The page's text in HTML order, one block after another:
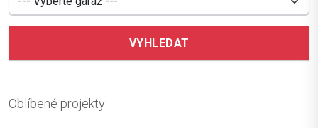
VYHLEDAT
Oblíbené projekty